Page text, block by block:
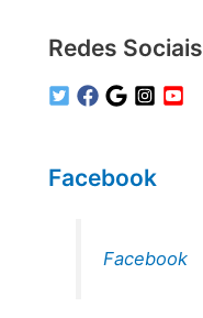
Redes Sociais
Facebook
Facebook